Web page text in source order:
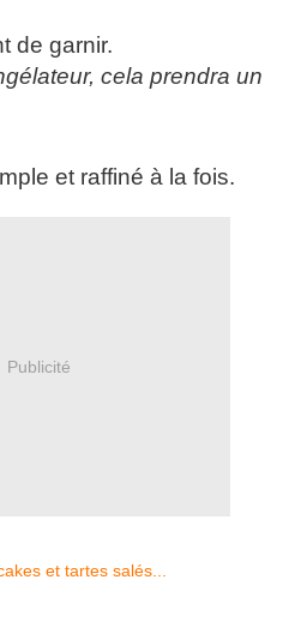
de garnir.
cela prendra un
et raffiné à la fois.
Publicité
et tartes salés...